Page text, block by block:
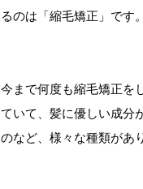
るのは「縮毛矯正」です。
今まで何度も縮毛矯正を
ていて、髪に優しい成分
のなど、様々な種類があ